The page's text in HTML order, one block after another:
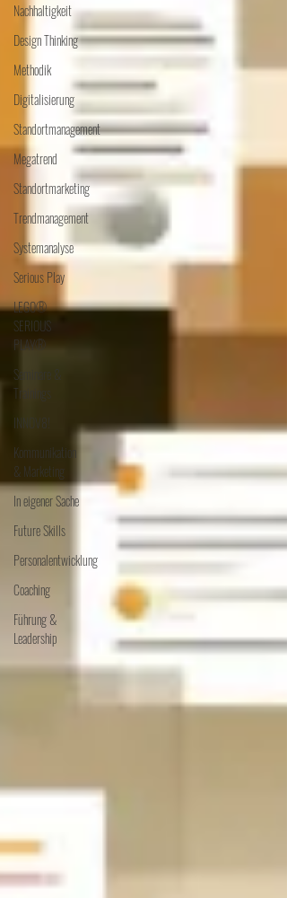
Nachhaltigkeit
Design Thinking
Methodik
Digitalisierung
Standortmanagement
Megatrend
Standortmarketing
Trendmanagement
Systemanalyse
Serious Play
LEGO®
SERIOUS
PLAY®
Seminare &
Trainings
INNOV8!
Kommunikation
& Marketing
In eigener Sache
Future Skills
Personalentwicklung
Coaching
Führung &
Leadership